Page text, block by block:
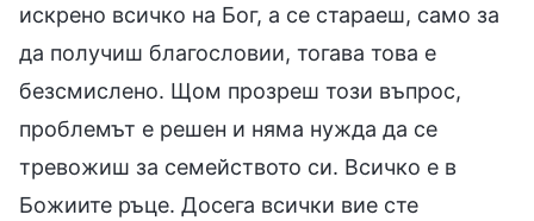
искрено всичко на Бог, а се стараеш, само за
да получиш благословии, тогава това е
безсмислено. Щом прозреш този въпрос,
проблемът е решен и няма нужда да се
тревожиш за семейството си. Всичко е в
Божиите ръце. Досега всички вие сте